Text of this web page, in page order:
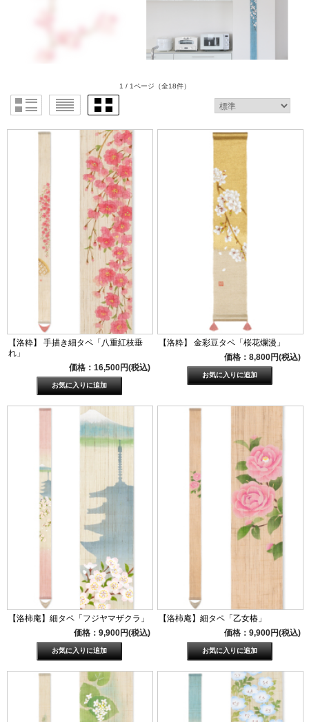
1 / 1ページ （全18件）
【洛粋】 手描き細タペ「八重紅枝垂
れ」
価格：16,500円(税込)
【洛粋】 金彩豆タペ「桜花爛漫」
価格：8,800円(税込)
【洛柿庵】細タペ「フジヤマザクラ」
価格：9,900円(税込)
【洛柿庵】細タペ「乙女椿」
価格：9,900円(税込)